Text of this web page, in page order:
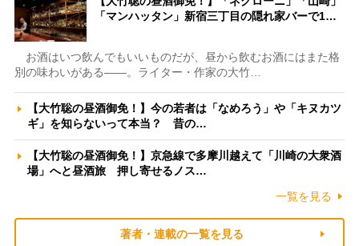
「マンハッタン」新宿三丁目の隠れ家バーで1…
お酒はいつ飲んでもいいものだが、昼から飲むお酒にはまた格
別の味わいがある――。ライター・作家の大竹…
【大竹聡の昼酒御免！】今の若者は「なめろう」や「キヌカツ
ギ」を知らないって本当？ 昔の…
【大竹聡の昼酒御免！】京急線で多摩川越えて「川崎の大衆酒
場」へと昼酒旅 押し寄せるノス…
一覧を見る
著者・連載の一覧を見る